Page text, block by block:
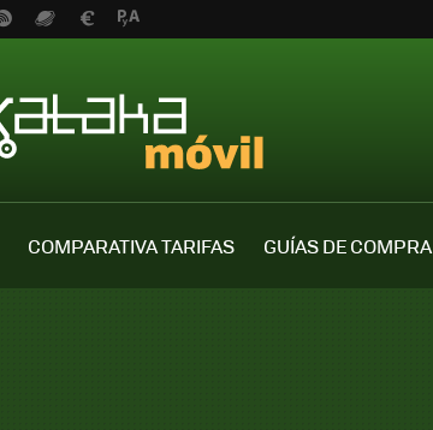
COMPARATIVA TARIFAS
GUÍAS DE COMPRA